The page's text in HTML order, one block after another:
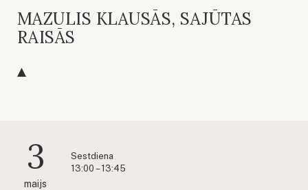
MAZULIS KLAUSĀS, SAJŪTAS
RAISĀS
3
maijs
Sestdiena
13:00 – 13:45